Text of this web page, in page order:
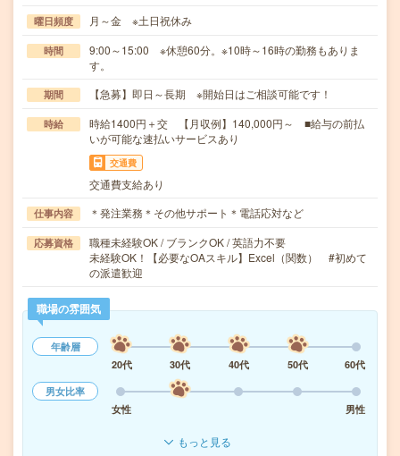
曜日頻度 月～金 ※土日祝休み
時間
9:00～15:00 ※休憩60分。※10時～16時の勤務もありま
す。
期間 【急募】即日～長期 ※開始日はご相談可能です！
時給
時給1400円＋交 【月収例】140,000円～ ■給与の前払
いが可能な速払いサービスあり
交通費
交通費支給あり
仕事内容 ＊発注業務＊その他サポート＊電話応対など
応募資格
職種未経験OK / ブランクOK / 英語力不要
未経験OK！【必要なOAスキル】Excel（関数） #初めて
の派遣歓迎
職場の雰囲気
年齢層
20代
30代 40代 50代
60代
男女比率
女性
男性
もっと見る